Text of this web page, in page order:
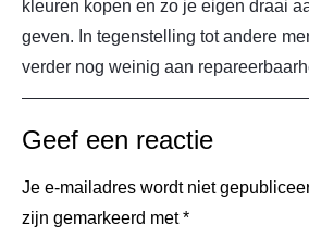
kleuren kopen en zo je eigen draai
geven. In tegenstelling tot andere
verder nog weinig aan
Geef een reactie
Je e-mailadres wordt niet
zijn gemarkeerd met*